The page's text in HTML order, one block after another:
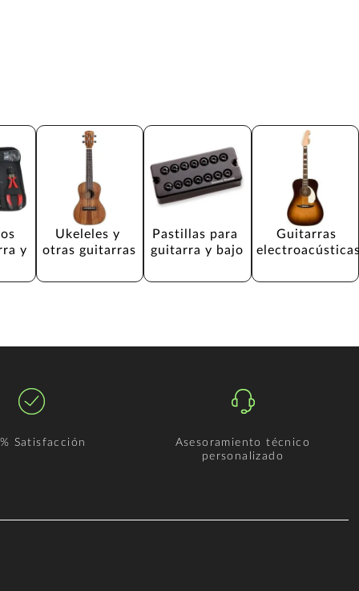
y
Ukeleles y
otras guitarras
Pastillas para
guitarra y bajo
Guitarras
Satisfacción
Asesoramiento técnico
personalizado